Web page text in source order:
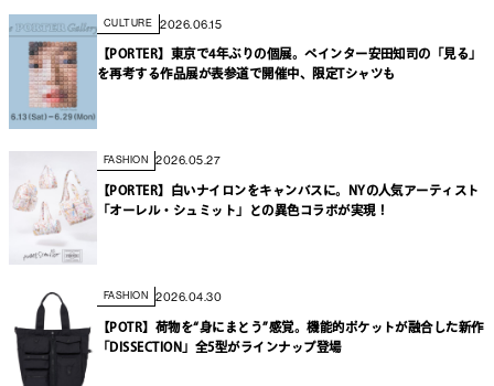
CULTURE 2026.06.15
【PORTER】東京で4年ぶりの個展。ペインター安田知司の「見る」
を再考する作品展が表参道で開催中、限定Tシャツも
FASHION 2026.05.27
【PORTER】白いナイロンをキャンバスに。NYの人気アーティスト
「オーレル・シュミット」との異色コラボが実現！
FASHION 2026.04.30
【POTR】荷物を“身にまとう”感覚。機能的ポケットが融合した新作
「DISSECTION」全5型がラインナップ登場